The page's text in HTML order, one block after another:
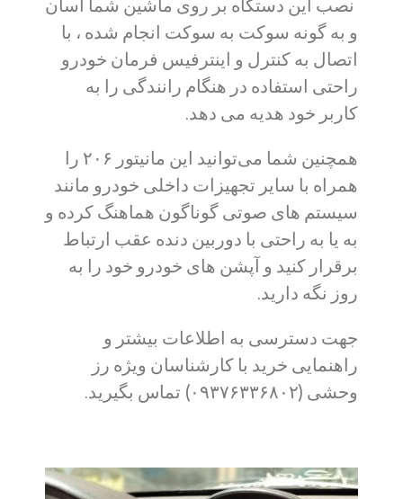
نصب این دستگاه بر روی ماشین شما اسان
و به گونه سوکت به سوکت انجام شده ، با
اتصال به کنترل و اینترفیس فرمان خودرو
راحتی استفاده در هنگام رانندگی را به
کاربر خود هدیه می دهد.
همچنین شما می‌توانید این مانیتور ۲۰۶ را
همراه با سایر تجهیزات داخلی خودرو مانند
سیستم های صوتی گوناگون هماهنگ کرده و
به یا به راحتی با دوربین دنده عقب ارتباط
برقرار کنید و آپشن های خودرو خود را به
روز نگه دارید.
جهت دسترسی به اطلاعات بیشتر و
راهنمایی خرید با کارشناسان ویژه رز
وحشی (۰۹۳۷۶۳۳۶۸۰۲) تماس بگیرید.